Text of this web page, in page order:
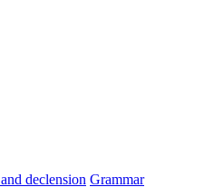
and declension Grammar